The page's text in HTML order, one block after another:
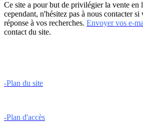
Ce site a pour but de privilégier la vente en
cependant, n'hésitez pas à nous contacter
réponse à vos recherches. Envoyer vos e-
contact du site.
-Plan du site
-Plan d'accès